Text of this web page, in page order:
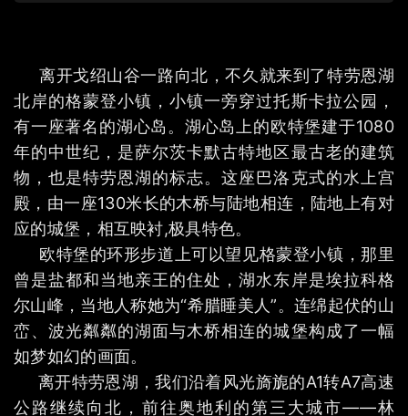
离开戈绍山谷一路向北，不久就来到了特劳恩湖
北岸的格蒙登小镇，小镇一旁穿过托斯卡拉公园，
有一座著名的湖心岛。湖心岛上的欧特堡建于1080
年的中世纪，是萨尔茨卡默古特地区最古老的建筑
物，也是特劳恩湖的标志。这座巴洛克式的水上宫
殿，由一座130米长的木桥与陆地相连，陆地上有对
应的城堡，相互映衬,极具特色。
欧特堡的环形步道上可以望见格蒙登小镇，那里
曾是盐都和当地亲王的住处，湖水东岸是埃拉科格
尔山峰，当地人称她为“希腊睡美人”。连绵起伏的山
峦、波光粼粼的湖面与木桥相连的城堡构成了一幅
如梦如幻的画面。
离开特劳恩湖，我们沿着风光旖旎的A1转A7高速
公路继续向北，前往奥地利的第三大城市——林